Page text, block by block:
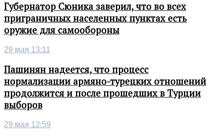
Губернатор Сюника заверил, что во всех
приграничных населенных пунктах есть
оружие для самообороны
29 мая 13:11
Пашинян надеется, что процесс
нормализации армяно-турецких отношений
продолжится и после прошедших в Турции
выборов
29 мая 12:59